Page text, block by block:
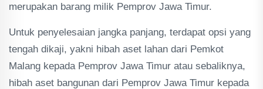
merupakan barang milik Pemprov Jawa Timur.
Untuk penyelesaian jangka panjang, terdapat opsi yang
tengah dikaji, yakni hibah aset lahan dari Pemkot
Malang kepada Pemprov Jawa Timur atau sebaliknya,
hibah aset bangunan dari Pemprov Jawa Timur kepada